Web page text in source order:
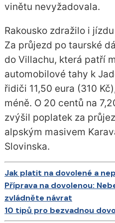
vinětu nevyžadovala.
Rakousko zdražilo i
Za průjezd po taurské
do Villachu, která patří
automobilové tahy k
řidiči 11,50 eura (310
méně. O 20 centů na
zvýšil poplatek za
alpským masivem
Slovinska.
Jak platit na dovolené a
Příprava na dovolenou:
zvládněte návrat
10 tipů pro bezvadnou